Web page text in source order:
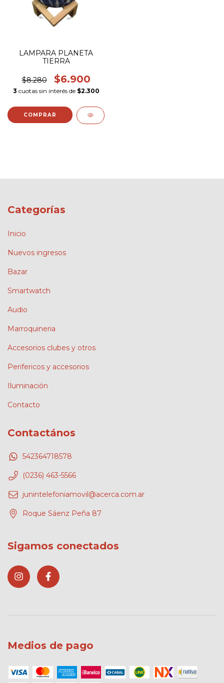
LAMPARA PLANETA
TIERRA
$8.280 $6.900
3 cuotas sin interés de $2.300
Categorías
Inicio
Nuevos ingresos
Bazar
Smartwatch
Audio
Marroquineria
Accesorios clubes y otros
Perifericos y accesorios
Iluminación
Contacto
Contactános
542364718578
(0236) 463-5566
junintelefoniamovil@acerca.com.ar
Roque Sáenz Peña 87
Sigamos conectados
Medios de pago